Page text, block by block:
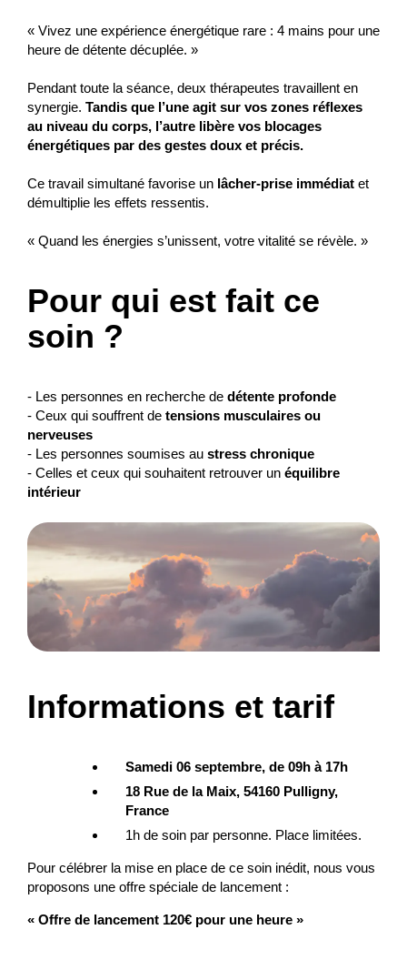
« Vivez une expérience énergétique rare : 4 mains pour une
heure de détente décuplée. »
Pendant toute la séance, deux thérapeutes travaillent en
synergie. Tandis que l’une agit sur vos zones réflexes
au niveau du corps, l’autre libère vos blocages
énergétiques par des gestes doux et précis.
Ce travail simultané favorise un lâcher-prise immédiatet
démultiplie les effets ressentis.
« Quand les énergies s’unissent, votre vitalité se révèle. »
Pour qui est fait ce
soin ?
- Les personnes en recherche de détente profonde
- Ceux qui souffrent de tensions musculaires ou
nerveuses
- Les personnes soumises austress chronique
- Celles et ceux qui souhaitent retrouver un équilibre
intérieur
Informations et tarif
Samedi 06 septembre, de 09h à 17h
18 Rue de la Maix, 54160 Pulligny,
France
1h de soin par personne. Place limitées.
Pour célébrer la mise en place de ce soin inédit, nous vous
proposons une offre spéciale de lancement :
« Offre de lancement 120€ pour une heure »